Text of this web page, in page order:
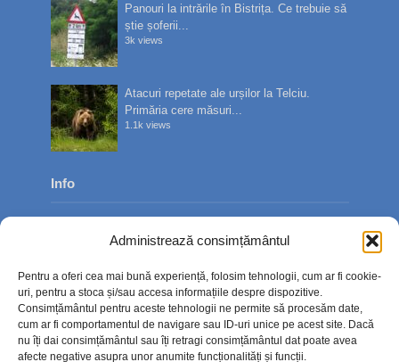
Administrează consimțământul
Pentru a oferi cea mai bună experiență, folosim tehnologii, cum ar fi cookie-
uri, pentru a stoca și/sau accesa informațiile despre dispozitive.
Consimțământul pentru aceste tehnologii ne permite să procesăm date,
cum ar fi comportamentul de navigare sau ID-uri unice pe acest site. Dacă
nu îți dai consimțământul sau îți retragi consimțământul dat poate avea
afecte negative asupra unor anumite funcționalități și funcții.
Panouri la intrările în Bistrița. Ce trebuie să
știe șoferii...
3k views
Atacuri repetate ale urșilor la Telciu.
Primăria cere măsuri...
1.1k views
Info
Contact
Politica de confidențialitate
Politică cookie-uri (UE)